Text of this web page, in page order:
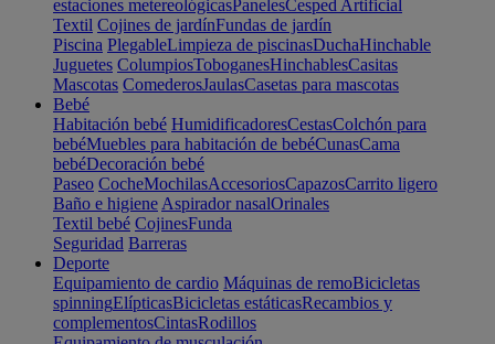
estaciones metereológicasPanelesCesped Artificial
Textil Cojines de jardínFundas de jardín
Piscina PlegableLimpieza de piscinasDuchaHinchable
Juguetes ColumpiosToboganesHinchablesCasitas
Mascotas ComederosJaulasCasetas para mascotas
Bebé
Habitación bebé HumidificadoresCestasColchón para
bebéMuebles para habitación de bebéCunasCama
bebéDecoración bebé
Paseo CocheMochilasAccesoriosCapazosCarrito ligero
Baño e higiene Aspirador nasalOrinales
Textil bebé CojinesFunda
Seguridad Barreras
Deporte
Equipamiento de cardio Máquinas de remoBicicletas
spinningElípticasBicicletas estáticasRecambios y
complementosCintasRodillos